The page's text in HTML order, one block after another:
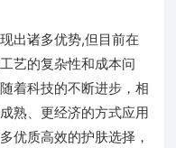
出诸多优势,但目前在
艺的复杂性和成本问
着科技的不断进步，相
熟、更经济的方式应用
优质高效的护肤选择，